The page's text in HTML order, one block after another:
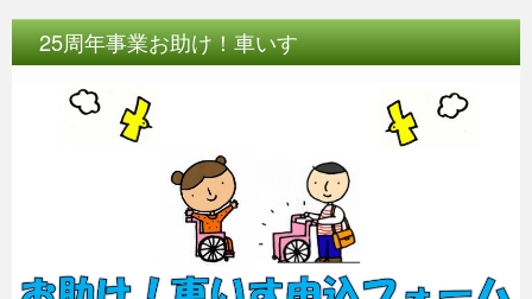
25周年事業お助け！車いす